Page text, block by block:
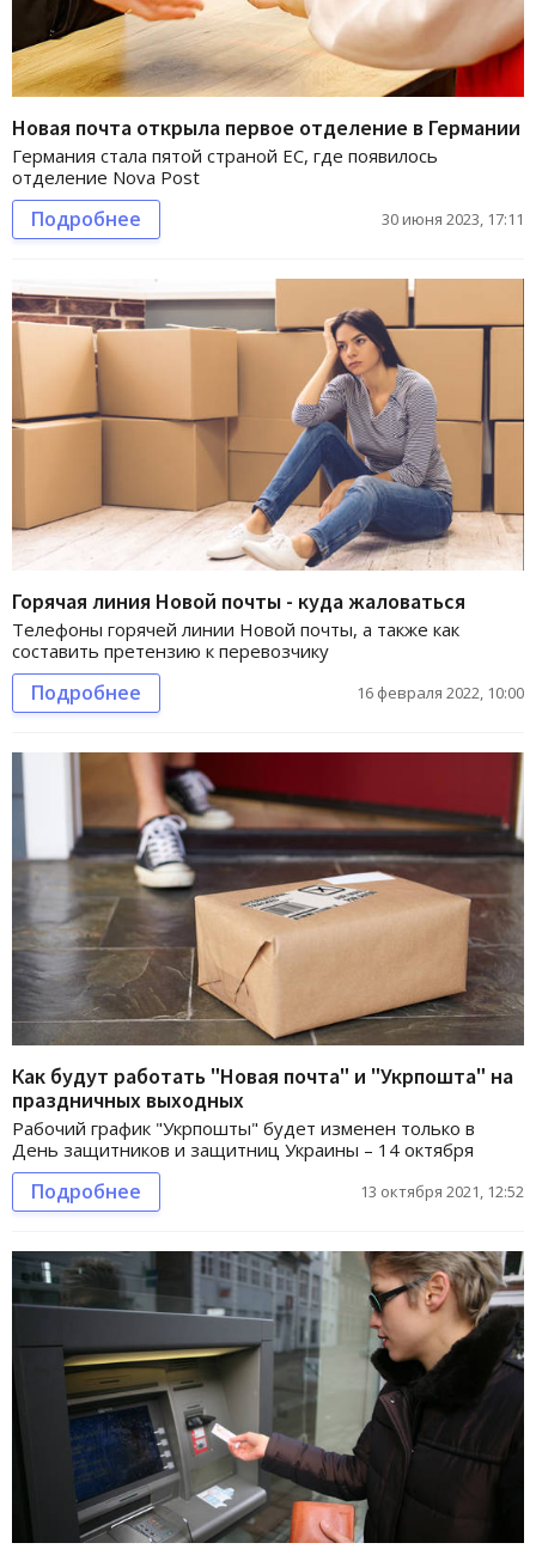
Новая почта открыла первое отделение в Германии
Германия стала пятой страной ЕС, где появилось
отделение Nova Post
Подробнее 30 июня 2023, 17:11
Горячая линия Новой почты - куда жаловаться
Телефоны горячей линии Новой почты, а также как
составить претензию к перевозчику
Подробнее 16 февраля 2022, 10:00
Как будут работать "Новая почта" и "Укрпошта" на
праздничных выходных
Рабочий график "Укрпошты" будет изменен только в
День защитников и защитниц Украины – 14 октября
Подробнее 13 октября 2021, 12:52